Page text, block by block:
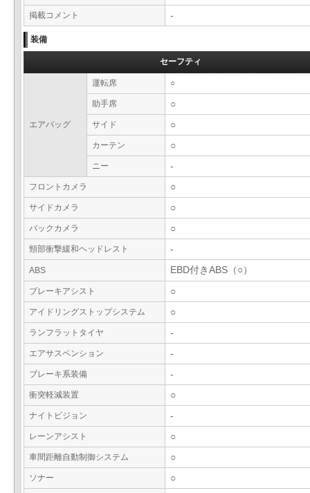
掲載コメント -
装備
セーフティ
エアバッグ
運転席 ○
助手席 ○
サイド ○
カーテン ○
ニー -
フロントカメラ ○
サイドカメラ ○
バックカメラ ○
頸部衝撃緩和ヘッドレスト -
ABS EBD付きABS（○）
ブレーキアシスト ○
アイドリングストップシステム ○
ランフラットタイヤ -
エアサスペンション -
ブレーキ系装備 -
衝突軽減装置 ○
ナイトビジョン -
レーンアシスト ○
車間距離自動制御システム ○
ソナー ○